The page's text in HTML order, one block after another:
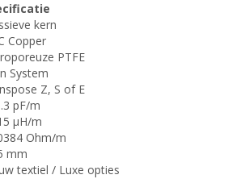
kern
Copper
PTFE
System
Z, S of E
pF/m
µH/m
Ohm/m
mm
textiel / Luxe opties